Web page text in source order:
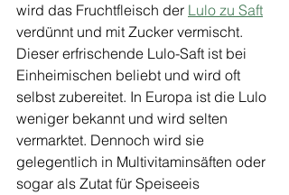
wird das Fruchtfleisch der Lulo zu Saft
verdünnt und mit Zucker vermischt.
Dieser erfrischende Lulo-Saft ist bei
Einheimischen beliebt und wird oft
selbst zubereitet. In Europa ist die Lulo
weniger bekannt und wird selten
vermarktet. Dennoch wird sie
gelegentlich in Multivitaminsäften oder
sogar als Zutat für Speiseeis